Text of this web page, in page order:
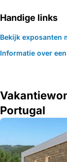
Handige links
Bekijk exposanten
Informatie over
Portugal